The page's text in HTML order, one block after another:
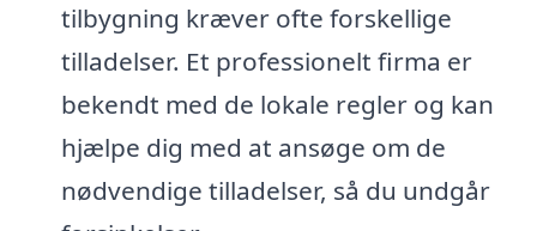
tilbygning kræver ofte forskellige
tilladelser. Et professionelt firma er
bekendt med de lokale regler og kan
hjælpe dig med at ansøge om de
nødvendige tilladelser, så du undgår